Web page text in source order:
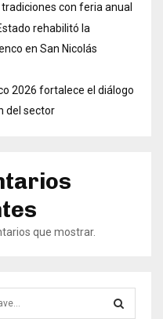
con feria anual
rehabilitó la
en San Nicolás
2026 fortalece el diálogo
del sector
que mostrar.